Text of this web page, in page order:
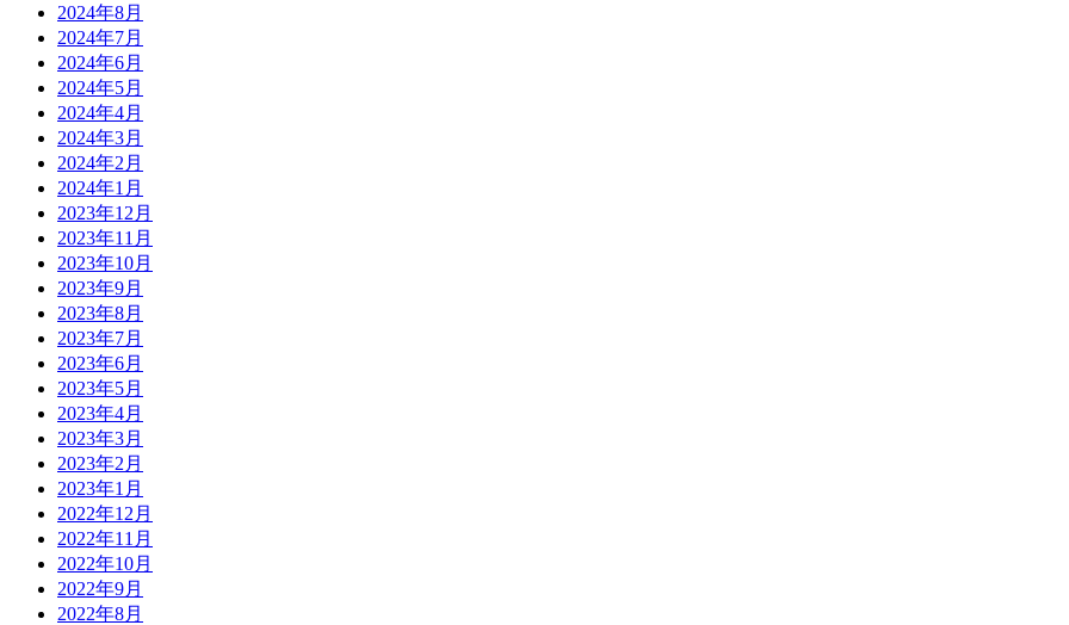
2024年8月
2024年7月
2024年6月
2024年5月
2024年4月
2024年3月
2024年2月
2024年1月
2023年12月
2023年11月
2023年10月
2023年9月
2023年8月
2023年7月
2023年6月
2023年5月
2023年4月
2023年3月
2023年2月
2023年1月
2022年12月
2022年11月
2022年10月
2022年9月
2022年8月